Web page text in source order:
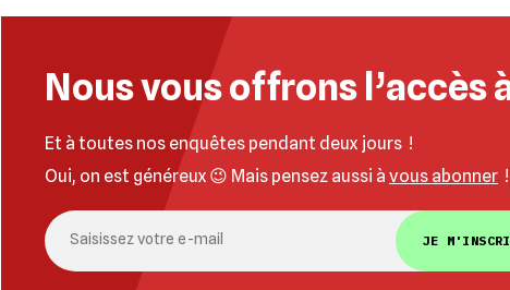
Nous vous offrons l’accès
Et à toutes nos enquêtes pendant deux jours !
Oui, on est généreux 😉 Mais pensez aussi à vous abonner !
JE